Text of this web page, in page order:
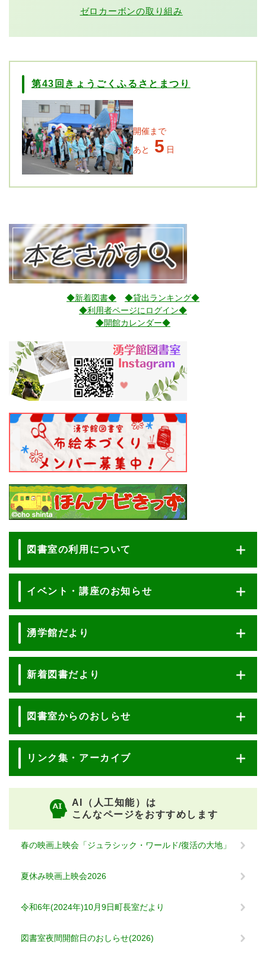
ゼロカーボンの取り組み
第43回きょうごくふるさとまつり
開催まで
あと
5 日
◆新着図書◆
◆貸出ランキング◆
◆利用者ページにログイン◆
◆開館カレンダー◆
図書室の利用について
イベント・講座のお知らせ
湧学館だより
新着図書だより
図書室からのおしらせ
リンク集・アーカイブ
AI（人工知能）は
こんなページをおすすめします
春の映画上映会「ジュラシック・ワールド/復活の大地」
夏休み映画上映会2026
令和6年(2024年)10月9日町長室だより
図書室夜間開館日のおしらせ(2026)